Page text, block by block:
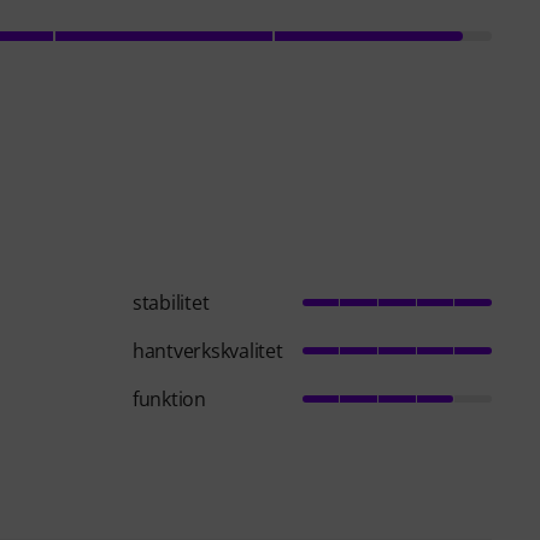
stabilitet
hantverkskvalitet
funktion